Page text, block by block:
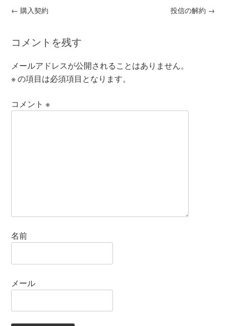
← 購入契約 投信の解約 →
コメントを残す
メールアドレスが公開されることはありません。
※の項目は必須項目となります。
コメント※
名前
メール